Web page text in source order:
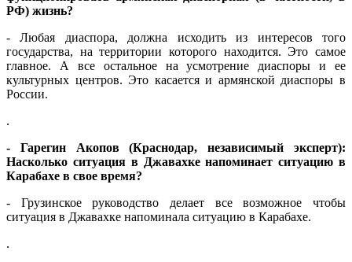
РФ) жизнь?
- Любая диаспора, должна исходить из интересов того
государства, на территории которого находится. Это самое
главное. А все остальное на усмотрение диаспоры и ее
культурных центров. Это касается и армянской диаспоры в
России.
.
- Гарегин Акопов (Краснодар, независимый эксперт):
Насколько ситуация в Джавахке напоминает ситуацию в
Карабахе в свое время?
- Грузинское руководство делает все возможное чтобы
ситуация в Джавахке напоминала ситуацию в Карабахе.
.